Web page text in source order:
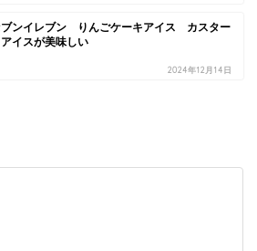
ンイレブン りんごケーキアイス カスター
アイスが美味しい
2024年12月14日